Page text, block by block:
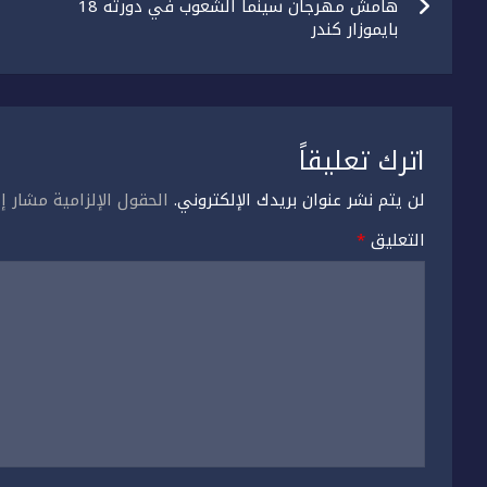
هامش مهرجان سينما الشعوب في دورته 18
بايموزار كندر
اترك تعليقاً
لن يتم نشر عنوان بريدك الإلكتروني. الحقول الإلزامية مشار
التعليق*